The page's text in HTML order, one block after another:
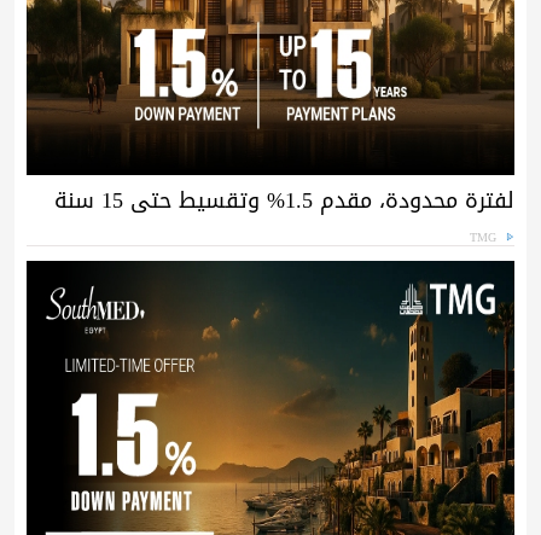
لفترة محدودة، مقدم 1.5% وتقسيط حتى 15 سنة
TMG